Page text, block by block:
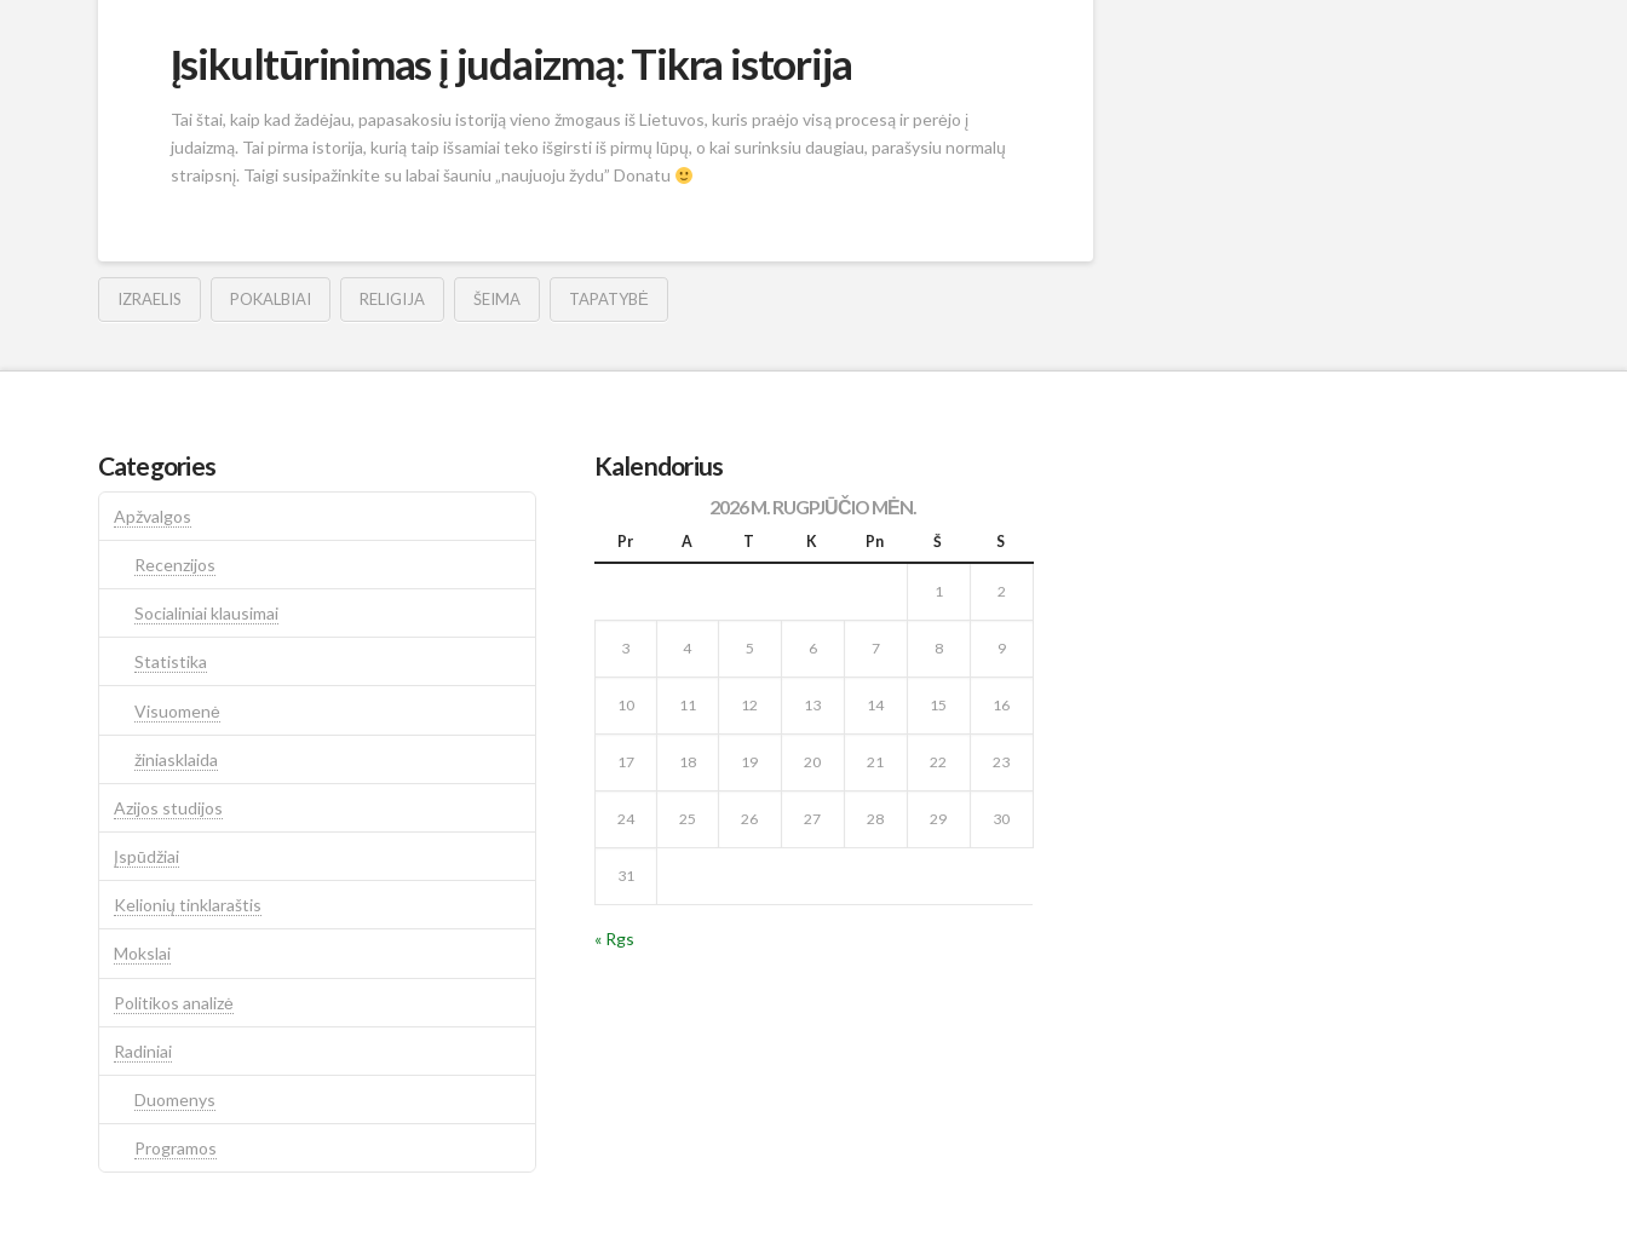
Įsikultūrinimas į judaizmą: Tikra istorija
Tai štai, kaip kad žadėjau, papasakosiu istoriją vieno žmogaus iš Lietuvos, kuris praėjo visą procesą ir perėjo į
judaizmą. Tai pirma istorija, kurią taip išsamiai teko išgirsti iš pirmų lūpų, o kai surinksiu daugiau, parašysiu normalų
straipsnį. Taigi susipažinkite su labai šauniu „naujuoju žydu” Donatu
IZRAELIS POKALBIAI RELIGIJA ŠEIMA TAPATYBĖ
Categories
Apžvalgos
Recenzijos
Socialiniai klausimai
Statistika
Visuomenė
žiniasklaida
Azijos studijos
Įspūdžiai
Kelionių tinklaraštis
Mokslai
Politikos analizė
Radiniai
Duomenys
Programos
Kalendorius
2026 M. RUGPJŪČIO MĖN.
Pr A T K Pn Š S
1 2
3 4 5 6 7 8 9
10 11 12 13 14 15 16
17 18 19 20 21 22 23
24 25 26 27 28 29 30
31
« Rgs